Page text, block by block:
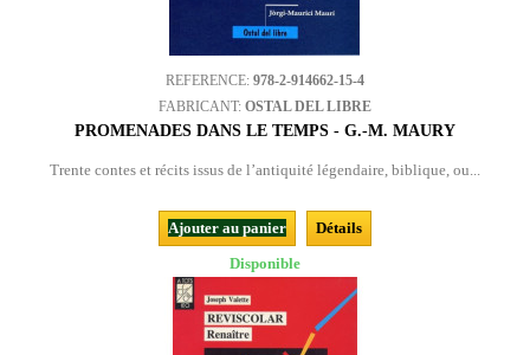
REFERENCE: 978-2-914662-15-4
FABRICANT: OSTAL DEL LIBRE
PROMENADES DANS LE TEMPS - G.-M. MAURY
Trente contes et récits issus de l’antiquité légendaire, biblique, ou...
Ajouter au panier
Détails
Disponible